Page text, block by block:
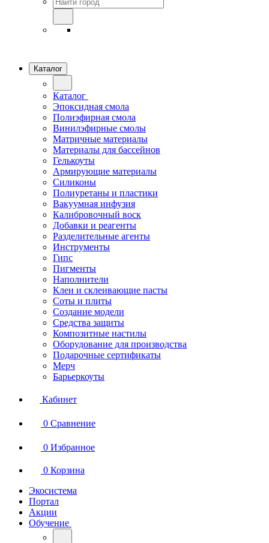
Каталог
Каталог
Эпоксидная смола
Полиэфирная смола
Винилэфирные смолы
Матричные материалы
Материалы для бассейнов
Гелькоуты
Армирующие материалы
Силиконы
Полиуретаны и пластики
Вакуумная инфузия
Калибровочный воск
Добавки и реагенты
Разделительные агенты
Инструменты
Гипс
Пигменты
Наполнители
Клеи и склеивающие пасты
Соты и плиты
Создание модели
Средства защиты
Композитные настилы
Оборудование для производства
Подарочные сертификаты
Мерч
Барьеркоуты
Кабинет
0 Сравнение
0 Избранное
0 Корзина
Экосистема
Портал
Акции
Обучение